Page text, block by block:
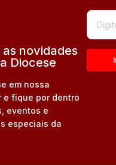
as novidades
Diocese
em nossa
e fique por dentro
eventos e
especiais da